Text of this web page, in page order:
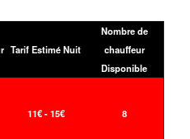
Tarif Estimé Nuit
Nombre de
chauffeur
Disponible
11€ - 15€ 8